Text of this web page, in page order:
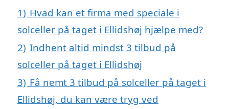
1) Hvad kan et firma med speciale i
solceller på taget i Ellidshøj hjælpe med?
2) Indhent altid mindst 3 tilbud på
solceller på taget i Ellidshøj
3) Få nemt 3 tilbud på solceller på taget i
Ellidshøj, du kan være tryg ved